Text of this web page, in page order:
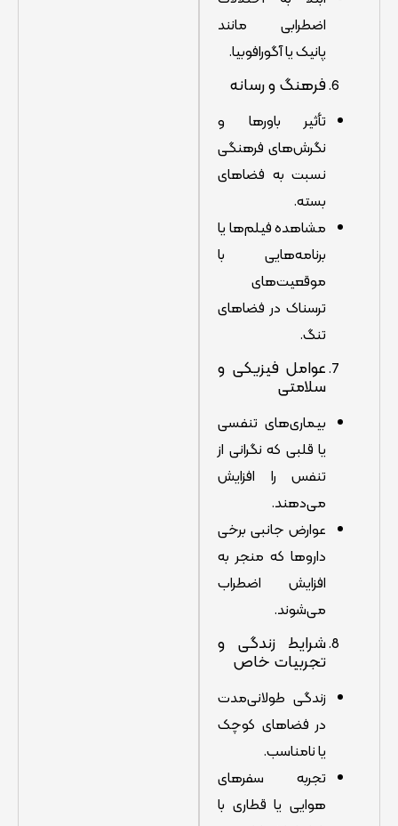
اضطرابی مانند
پانیک یا آگورافوبیا.
فرهنگ و رسانه
تأثیر باورها و
نگرش‌های فرهنگی
نسبت به فضاهای
بسته.
مشاهده فیلم‌ها یا
برنامه‌هایی با
موقعیت‌های
ترسناک در فضاهای
تنگ.
عوامل فیزیکی و
سلامتی
بیماری‌های تنفسی
یا قلبی که نگرانی از
تنفس را افزایش
می‌دهند.
عوارض جانبی برخی
داروها که منجر به
افزایش اضطراب
می‌شوند.
شرایط زندگی و
تجربیات خاص
زندگی طولانی‌مدت
در فضاهای کوچک
یا نامناسب.
تجربه سفرهای
هوایی یا قطاری با